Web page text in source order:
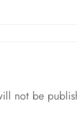
not be